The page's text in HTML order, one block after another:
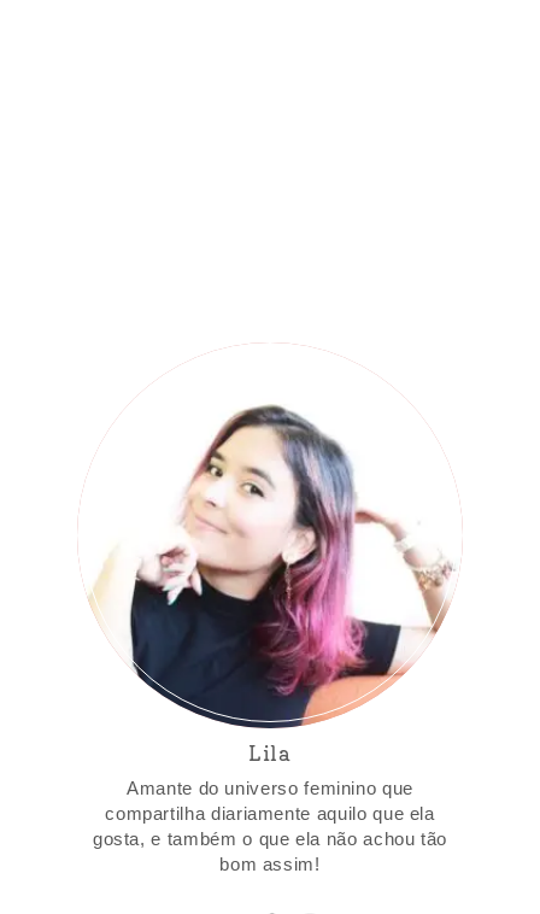
Lila
Amante do universo feminino que
compartilha diariamente aquilo que ela
gosta, e também o que ela não achou tão
bom assim!